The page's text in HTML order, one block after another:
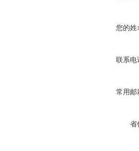
您的姓
联系电
常用邮
省